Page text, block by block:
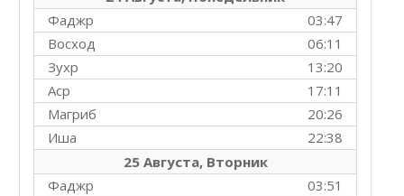
03:47
Фаджр
06:11
Восход
13:20
Зухр
17:11
Аср
20:26
Магриб
22:38
Иша
25 Августа, Вторник
03:51
Фаджр